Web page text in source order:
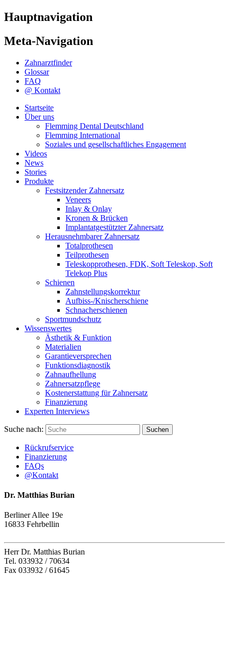
Hauptnavigation
Meta-Navigation
Zahnarztfinder
Glossar
FAQ
@ Kontakt
Startseite
Über uns
Flemming Dental Deutschland
Flemming International
Soziales und gesellschaftliches Engagement
Videos
News
Stories
Produkte
Festsitzender Zahnersatz
Veneers
Inlay & Onlay
Kronen & Brücken
Implantatgestützter Zahnersatz
Herausnehmbarer Zahnersatz
Totalprothesen
Teilprothesen
Teleskopprothesen, FDK, Soft Teleskop, Soft
Telekop Plus
Schienen
Zahnstellungskorrektur
Aufbiss-/Knischerschiene
Schnacherschienen
Sportmundschutz
Wissenswertes
Ästhetik & Funktion
Materialien
Garantieversprechen
Funktionsdiagnostik
Zahnaufhellung
Zahnersatzpflege
Kostenerstattung für Zahnersatz
Finanzierung
Experten Interviews
Suche nach: Suchen
Rückrufservice
Finanzierung
FAQs
@Kontakt
Dr. Matthias Burian
Berliner Allee 19e
16833 Fehrbellin
Herr Dr. Matthias Burian
Tel. 033932 / 70634
Fax 033932 / 61645